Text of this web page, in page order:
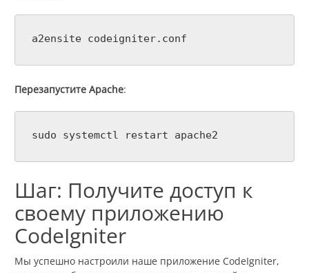
a2ensite codeigniter.conf
Перезапустите Apache:
sudo systemctl restart apache2
Шаг: Получите доступ к
своему приложению
CodeIgniter
Мы успешно настроили наше приложение CodeIgniter,